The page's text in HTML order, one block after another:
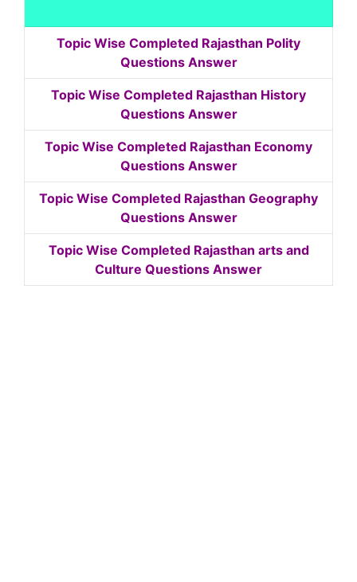
Topic Wise Completed Rajasthan Polity
Questions Answer
Topic Wise Completed Rajasthan History
Questions Answer
Topic Wise Completed Rajasthan Economy
Questions Answer
Topic Wise Completed Rajasthan Geography
Questions Answer
Topic Wise Completed Rajasthan arts and
Culture Questions Answer